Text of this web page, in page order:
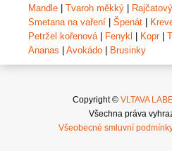
Mandle | Tvaroh měkký |
Smetana na vaření | Špenát |
Petržel kořenová | Fenykl | Kopr|
Ananas | Avokádo | Brusinky
Copyright © VLTAVA
Všechna práva
Všeobecné smluvní podmínky